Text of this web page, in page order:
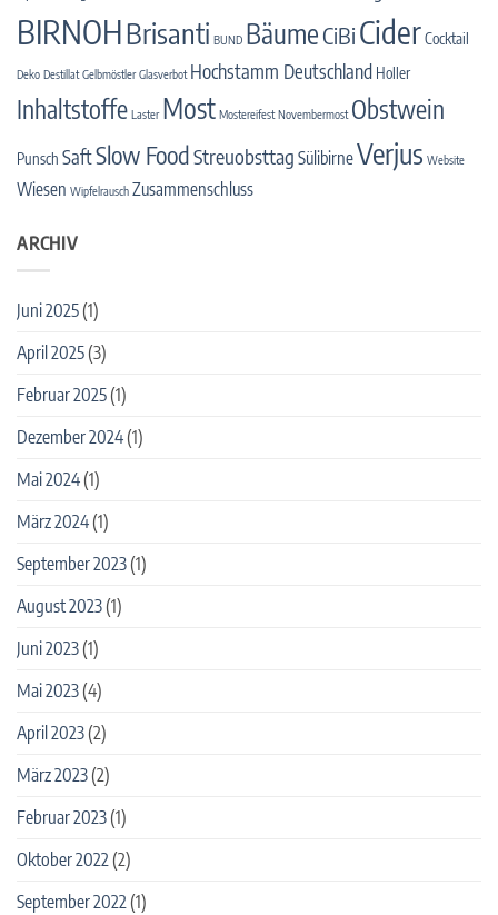
BIRNOHBrisanti BUND BäumeCiBi CiderCocktail
Deko Destillat Gelbmöstler Glasverbot Hochstamm Deutschland Holler
Inhaltstoffe Laster Most Mostereifest Novembermost Obstwein
Punsch SaftSlow FoodStreuobsttag SülibirneVerjus Website
Wiesen Wipfelrausch Zusammenschluss
ARCHIV
Juni 2025(1)
April 2025(3)
Februar 2025(1)
Dezember 2024(1)
Mai 2024(1)
März 2024(1)
September 2023(1)
August 2023(1)
Juni 2023(1)
Mai 2023(4)
April 2023(2)
März 2023(2)
Februar 2023(1)
Oktober 2022(2)
September 2022(1)